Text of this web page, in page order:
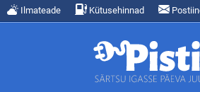
Ilmateade Kütusehinnad